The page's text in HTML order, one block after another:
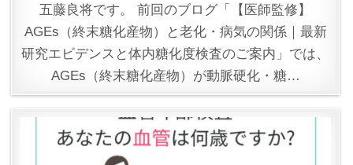
五藤良将です。 前回のブログ「【医師監修】
AGEs（終末糖化産物）と老化・病気の関係｜最新
研究エビデンスと体内糖化度検査のご案内」では、
AGEs（終末糖化産物）が動脈硬化・糖…